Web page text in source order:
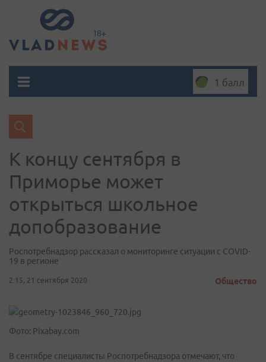
1 балл
К концу сентября в
Приморье может
открыться школьное
допобразование
Роспотребнадзор рассказал о мониторинге ситуации с COVID-
19 в регионе
2:15, 21 сентября 2020 Общество
Фото: Pixabay.com
В сентябре специалисты Роспотребнадзора отмечают, что